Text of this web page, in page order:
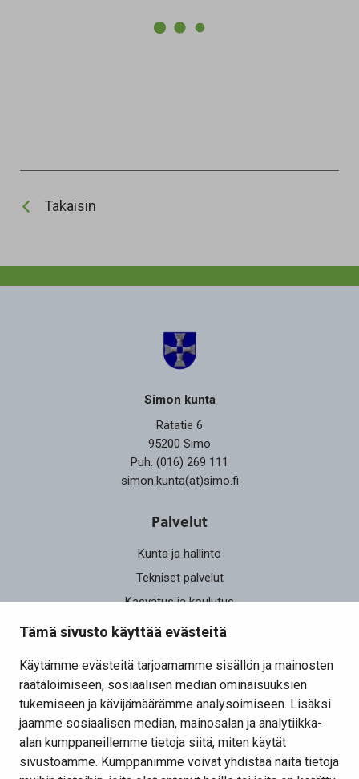
Tämä sivusto käyttää evästeitä
Käytämme evästeitä tarjoamamme sisällön ja mainosten
räätälöimiseen, sosiaalisen median ominaisuuksien
tukemiseen ja kävijämäärämme analysoimiseen. Lisäksi
jaamme sosiaalisen median, mainosalan ja analytiikka-
alan kumppaneillemme tietoja siitä, miten käytät
sivustoamme. Kumppanimme voivat yhdistää näitä tietoja
Takaisin
Simon kunta
Ratatie 6
95200 Simo
Puh. (016) 269 111
simon.kunta(at)simo.fi
Palvelut
Kunta ja hallinto
Tekniset palvelut
Kasvatus ja koulutus
Elinvoima
Osallistu ja vaikuta
Kansalaisaloite
Lomakkeet
Tietosuojaseloste